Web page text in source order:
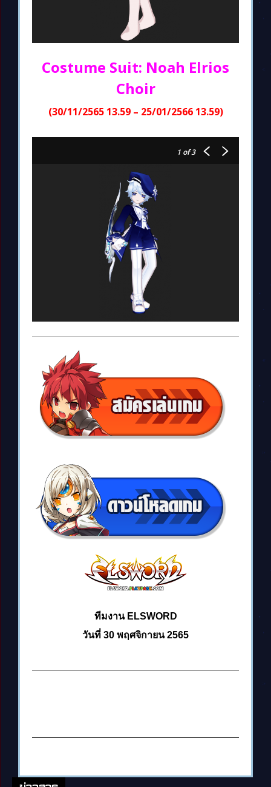
Costume Suit: Noah Elrios
Choir
(30/11/2565 13.59 – 25/01/2566 13.59)
1 of 3
ทีมงาน ELSWORD
วันที่ 30 พฤศจิกายน 2565